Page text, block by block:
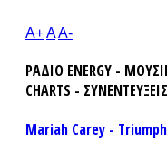
A+AA-
ΡΑΔΙΟ ENERGY -
CHARTS -
Mariah Carey -